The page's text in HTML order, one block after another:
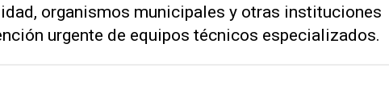
organismos municipales y otras instituciones
urgente de equipos técnicos especializados.